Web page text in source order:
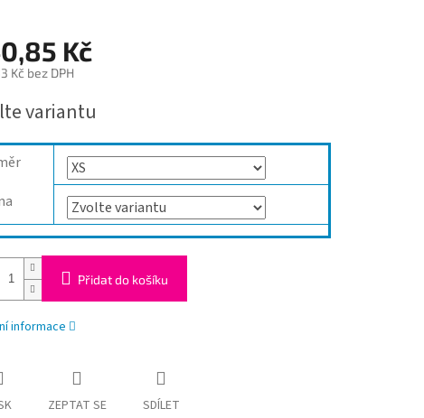
Kč
Kč bez DPH
variantu
Přidat do košíku
informace
ZEPTAT SE SDÍLET